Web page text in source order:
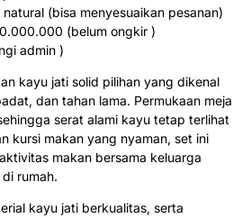
(bisa menyesuaikan pesanan)
(belum ongkir )
admin )
kayu jati solid pilihan yang dikenal
dan tahan lama. Permukaan meja
serat alami kayu tetap terlihat
kursi makan yang nyaman, set ini
makan bersama keluarga
rumah.
kayu jati berkualitas, serta